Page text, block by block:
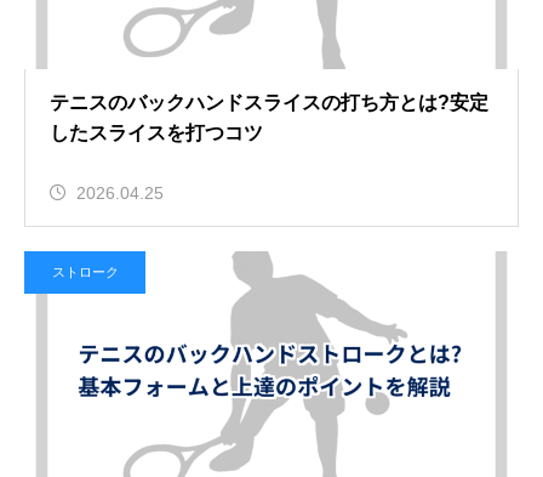
テニスのバックハンドスライスの打ち方とは?安定
したスライスを打つコツ
2026.04.25
ストローク